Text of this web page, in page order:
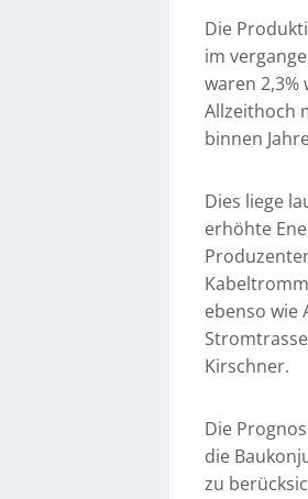
Die
im
waren
Allzeithoch
binnen
Dies liege
erhöhte
ebenso wie
Kirschner.
Die
die
zu